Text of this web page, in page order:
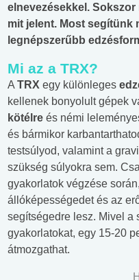
elnevezésekkel.
mit jelent. Most segítünk
legnépszerűbb
Mi az a TRX?
A TRX egy különleges
kellenek bonyolult gépek
kötélre és némi
és bármikor
testsúlyod, valamint a
szükség súlyokra sem.
gyakorlatok végzése
állóképességedet és az
segítségedre lesz. Mivel a
gyakorlatokat, egy 15-20
átmozgathat.